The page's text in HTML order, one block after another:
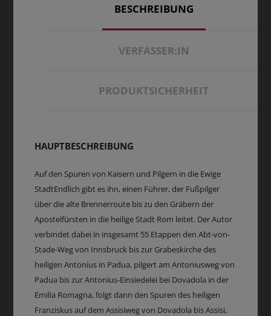
BESCHREIBUNG
VERFASSER:IN
PRODUKTSICHERHEIT
HAUPTBESCHREIBUNG
Auf den Spuren von Kaisern und Pilgern in die Ewige
StadtEndlich gibt es ihn, einen Führer, der Fußpilger
über die alte Brennerroute bis zu den Gräbern der
Apostelfürsten in die heilige Stadt Rom leitet. Der Autor
verbindet dabei in insgesamt 55 Etappen den Abt-von-
Stade-Weg von Innsbruck bis zur Grabeskirche des
heiligen Antonius in Padua, pilgert am Antoniusweg von
Padua bis zur Antonius-Einsiedelei bei Dovadola in der
Emilia Romagna, folgt dann den Spuren des heiligen
Franziskus auf dem Assisiweg von Dovadola bis Assisi,